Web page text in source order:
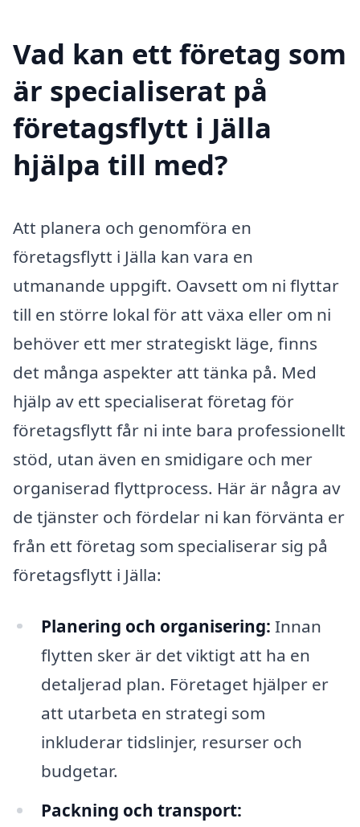
Vad kan ett företag som
är specialiserat på
företagsflytt i Jälla
hjälpa till med?
Att planera och genomföra en
företagsflytt i Jälla kan vara en
utmanande uppgift. Oavsett om ni flyttar
till en större lokal för att växa eller om ni
behöver ett mer strategiskt läge, finns
det många aspekter att tänka på. Med
hjälp av ett specialiserat företag för
företagsflytt får ni inte bara professionellt
stöd, utan även en smidigare och mer
organiserad flyttprocess. Här är några av
de tjänster och fördelar ni kan förvänta er
från ett företag som specialiserar sig på
företagsflytt i Jälla:
Planering och organisering: Innan
flytten sker är det viktigt att ha en
detaljerad plan. Företaget hjälper er
att utarbeta en strategi som
inkluderar tidslinjer, resurser och
budgetar.
Packning och transport: